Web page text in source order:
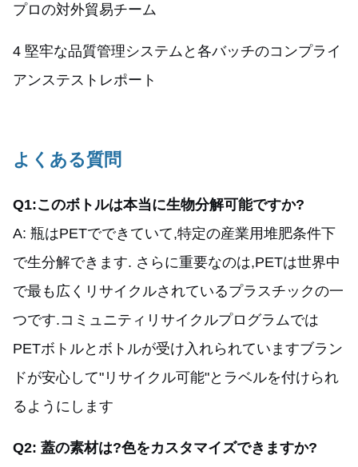
プロの対外貿易チーム
4 堅牢な品質管理システムと各バッチのコンプライ
アンステストレポート
よくある質問
Q1:このボトルは本当に生物分解可能ですか?
A: 瓶はPETでできていて,特定の産業用堆肥条件下
で生分解できます. さらに重要なのは,PETは世界中
で最も広くリサイクルされているプラスチックの一
つです.コミュニティリサイクルプログラムでは
PETボトルとボトルが受け入れられていますブラン
ドが安心して"リサイクル可能"とラベルを付けられ
るようにします
Q2: 蓋の素材は?色をカスタマイズできますか?